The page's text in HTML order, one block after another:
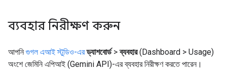
ব্যবহার নিরীক্ষণ করুন
আপনি গুগল এআই স্টুডিও-এর ড্যাশবোর্ড>ব্যবহার(Dashboard > Usage)
অংশে জেমিনি এপিআই (Gemini API)-এর ব্যবহার নিরীক্ষণ করতে পারেন।